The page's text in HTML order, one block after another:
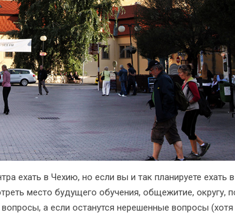
ехать в Чехию, но если вы и так планируете ехать
место будущего обучения, общежитие, округу,
а если останутся нерешенные вопросы (хотя